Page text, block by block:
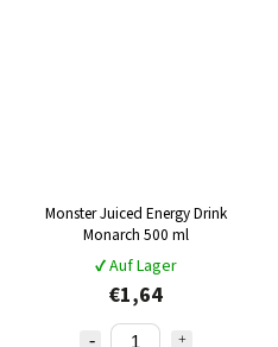
Monster Juiced Energy Drink
Monarch 500 ml
✔ Auf Lager
€1,64